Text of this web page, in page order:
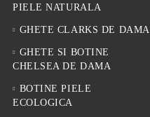
PIELE NATURALA
GHETE CLARKS DE DAMA
GHETE SI BOTINE
CHELSEA DE DAMA
BOTINE PIELE
ECOLOGICA